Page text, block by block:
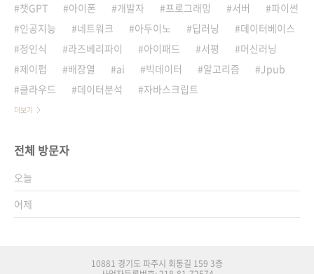
챗GPT
아이폰 개발자 프로그래밍 서버
파이썬
인공지능
네트워크 아두이노 딥러닝
데이터베이스
정인식
라즈베리파이 아이패드 서평
머신러닝
제이펍
배장열 ai 빅데이터 알고리즘
Jpub
클라우드
데이터분석 자바스크립트
더보기
전체 방문자
오늘
어제
10881 경기도 파주시 회동길 159 3층